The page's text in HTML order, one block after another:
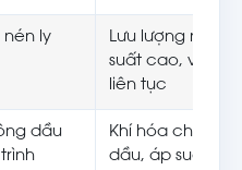
nén ly
Lưu lượng rất
suất cao, vận
liên tục
dầu
Khí hóa chất/
dầu, áp suất